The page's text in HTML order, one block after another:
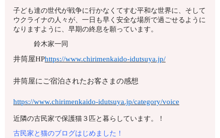
子ども達の世代が戦争に行かなくてすむ平和な世界に、そして
ウクライナの人々が、一日も早く安全な場所で過ごせるように
なりますように、早期の終息を願っています。
鈴木家一同
井筒屋HPhttps://www.chirimenkaido-idutsuya.jp/
井筒屋にご宿泊されたお客さまの感想
https://www.chirimenkaido-idutsuya.jp/category/voice
近隣の古民家で保護猫３匹と暮らしています。！
古民家と猫のブログはじめました！